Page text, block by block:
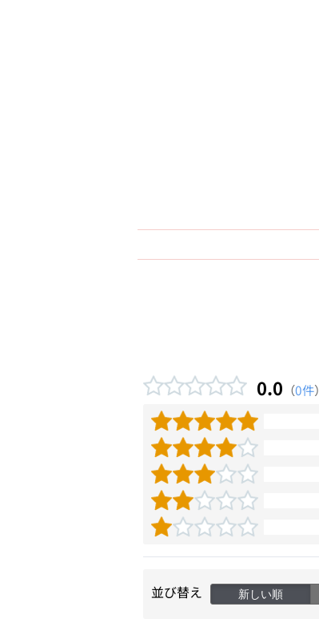
0.0 （0件）
並び替え 新しい順